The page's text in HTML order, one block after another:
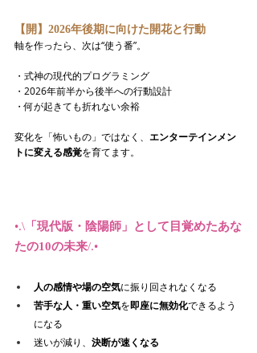
【開】2026年後期に向けた開花と行動
軸を作ったら、次は“使う番”。
・式神の現代的プログラミング
・2026年前半から後半への行動設計
・何が起きても折れない余裕
変化を「怖いもの」ではなく、 エンターテインメン
トに変える感覚を育てます。
•.\ 「現代版・陰陽師」として目覚めたあな
たの10の未来/.•
人の感情や場の空気に振り回されなくなる
苦手な人・重い空気を即座に無効化できるよう
になる
迷いが減り、 決断が速くなる